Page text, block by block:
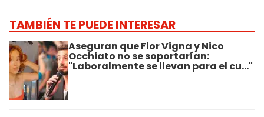
TAMBIÉN TE PUEDE INTERESAR
Aseguran que Flor Vigna y Nico
Occhiato no se soportarían:
"Laboralmente se llevan para el cu..."